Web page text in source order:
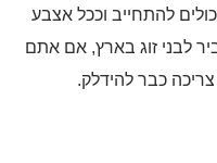
להתחייב וככל אצבע
סביר לבני זוג בארץ, אם אתם
כבר להידלק.